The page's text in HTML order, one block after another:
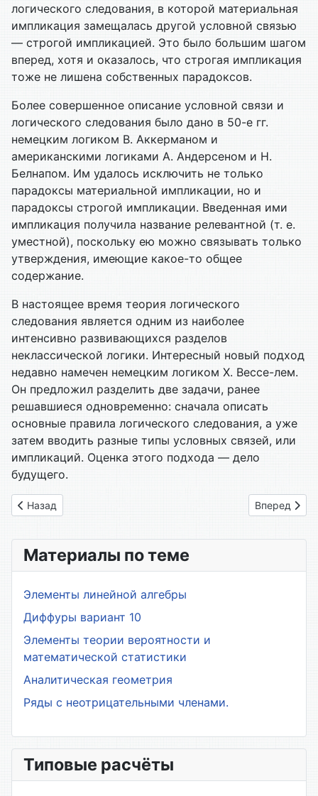
логического следования, в которой материальная
импликация замещалась другой условной связью
— строгой импликацией. Это было большим шагом
вперед, хотя и оказалось, что строгая импликация
тоже не лишена собственных парадоксов.
Более совершенное описание условной связи и
логического следования было дано в 50-е гг.
немецким логиком В. Аккерманом и
американскими логиками А. Андерсеном и Н.
Белнапом. Им удалось исключить не только
парадоксы материальной импликации, но и
парадоксы строгой импликации. Введенная ими
импликация получила название релевантной (т. е.
уместной), поскольку ею можно связывать только
утверждения, имеющие какое-то общее
содержание.
В настоящее время теория логического
следования является одним из наиболее
интенсивно развивающихся разделов
неклассической логики. Интересный новый подход
недавно намечен немецким логиком Х. Вессе-лем.
Он предложил разделить две задачи, ранее
решавшиеся одновременно: сначала описать
основные правила логического следования, а уже
затем вводить разные типы условных связей, или
импликаций. Оценка этого подхода — дело
будущего.
Предыдущий: 3.06. Законы логики норм
Назад Следующий:
Вперед
Материалы по теме
Элементы линейной алгебры
Диффуры вариант 10
Элементы теории вероятности и
математической статистики
Аналитическая геометрия
Ряды с неотрицательными членами.
Типовые расчёты